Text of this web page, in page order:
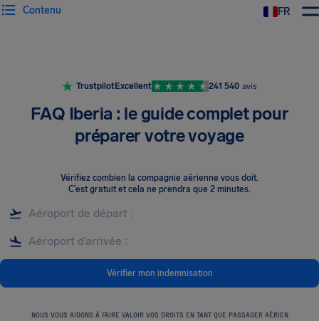
FR
Contenu
TrustpilotExcellent 241 540 avis
FAQ Iberia : le guide complet pour
préparer votre voyage
Vérifiez combien la compagnie aérienne vous doit.
C’est gratuit et cela ne prendra que 2 minutes.
Vérifier mon indemnisation
NOUS VOUS AIDONS À FAIRE VALOIR VOS DROITS EN TANT QUE PASSAGER AÉRIEN